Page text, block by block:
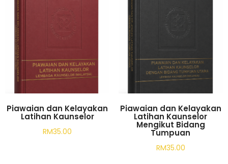
Piawaian dan Kelayakan
Latihan Kaunselor
RM35.00
Piawaian dan Kelayakan
Latihan Kaunselor
Mengikut Bidang
Tumpuan
RM35.00